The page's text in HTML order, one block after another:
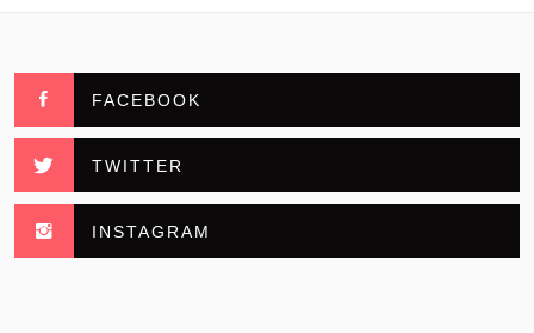
FACEBOOK
TWITTER
INSTAGRAM